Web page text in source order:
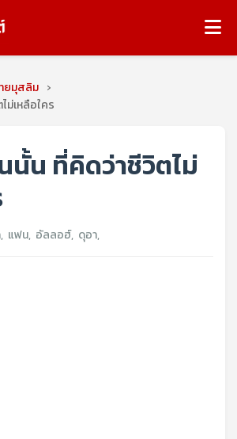
ยมุสลิม ›
ม่เหลือใคร
นั้น ที่คิดว่าชีวิตไม่
, แฟน, อัลลอฮ์, ดุอา,